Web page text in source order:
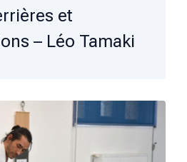
et
– Léo Tamaki